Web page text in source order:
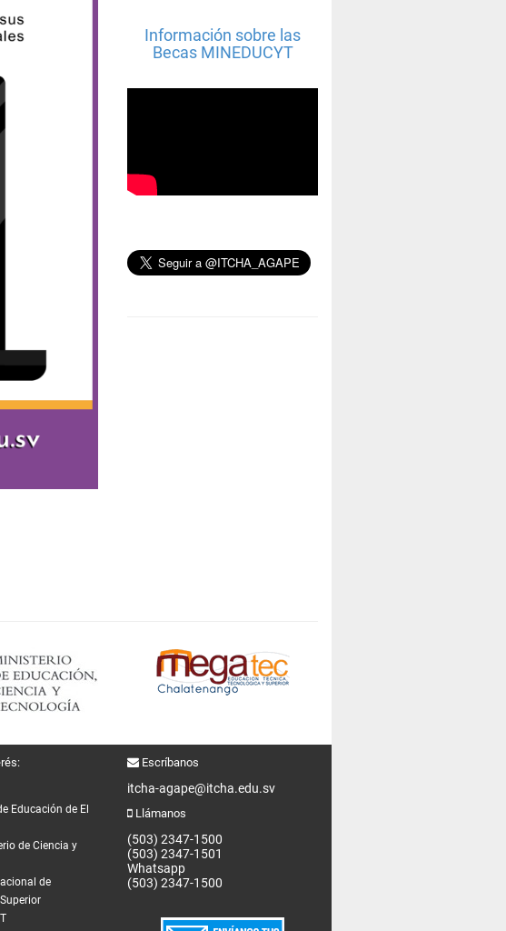
Información sobre las
Becas MINEDUCYT
Educación de El
de Ciencia y
de
Escríbanos
itcha-agape@itcha.edu.sv
Llámanos
(503) 2347-1500
(503) 2347-1501
Whatsapp
(503) 2347-1500